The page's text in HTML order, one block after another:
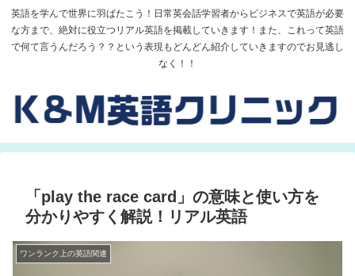
英語を学んで世界に羽ばたこう！日常英会話学習者からビジネスで英語が必要
な方まで、絶対に役立つリアル英語を掲載していきます！また、これって英語
で何て言うんだろう？？という表現もどんどん紹介していきますのでお見逃し
なく！！
「play the race card」の意味と使い方を
分かりやすく解説！リアル英語
ワンランク上の英語関連